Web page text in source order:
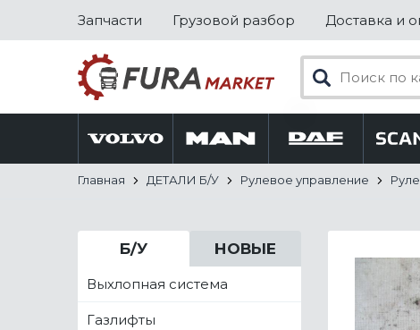
Запчасти Грузовой разбор Доставка и
Главная ДЕТАЛИ Б/У Рулевое управление
Б/У НОВЫЕ
Выхлопная система
Газлифты